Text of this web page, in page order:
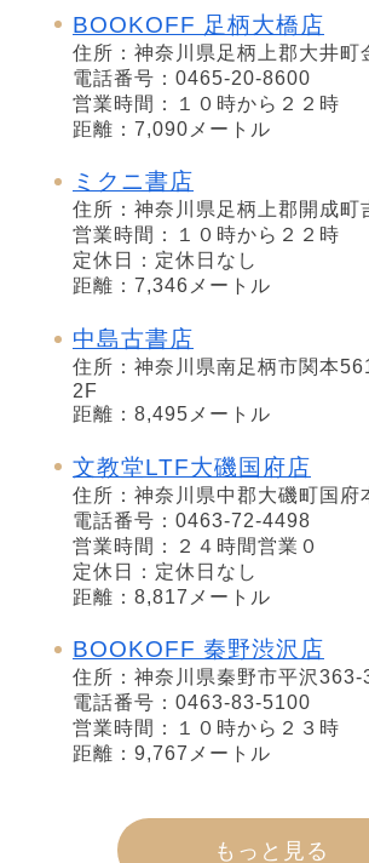
BOOKOFF 足柄大橋店
住所：神奈川県足柄上郡大井町
電話番号：0465-20-8600
営業時間：１０時から２２時
距離：7,090メートル
ミクニ書店
住所：神奈川県足柄上郡開成町
営業時間：１０時から２２時
定休日：定休日なし
距離：7,346メートル
中島古書店
住所：神奈川県南足柄市関本
2F
距離：8,495メートル
文教堂LTF大磯国府店
住所：神奈川県中郡大磯町国府
電話番号：0463-72-4498
営業時間：２４時間営業０
定休日：定休日なし
距離：8,817メートル
BOOKOFF 秦野渋沢店
住所：神奈川県秦野市平沢363-
電話番号：0463-83-5100
営業時間：１０時から２３時
距離：9,767メートル
もっと見る